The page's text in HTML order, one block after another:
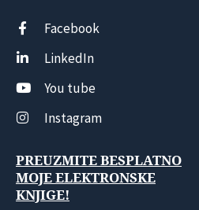
Facebook
LinkedIn
You tube
Instagram
PREUZMITE BESPLATNO
MOJE ELEKTRONSKE
KNJIGE!